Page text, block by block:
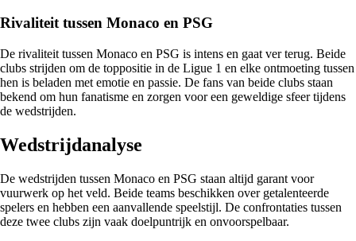
Rivaliteit tussen Monaco en PSG
De rivaliteit tussen Monaco en PSG is intens en gaat ver terug. Beide
clubs strijden om de toppositie in de Ligue 1 en elke ontmoeting tussen
hen is beladen met emotie en passie. De fans van beide clubs staan
bekend om hun fanatisme en zorgen voor een geweldige sfeer tijdens
de wedstrijden.
Wedstrijdanalyse
De wedstrijden tussen Monaco en PSG staan altijd garant voor
vuurwerk op het veld. Beide teams beschikken over getalenteerde
spelers en hebben een aanvallende speelstijl. De confrontaties tussen
deze twee clubs zijn vaak doelpuntrijk en onvoorspelbaar.